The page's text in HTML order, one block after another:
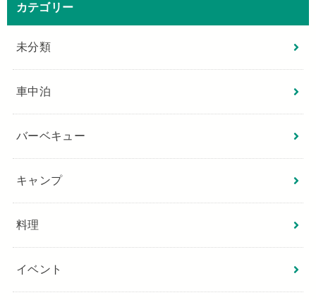
カテゴリー
未分類
車中泊
バーベキュー
キャンプ
料理
イベント